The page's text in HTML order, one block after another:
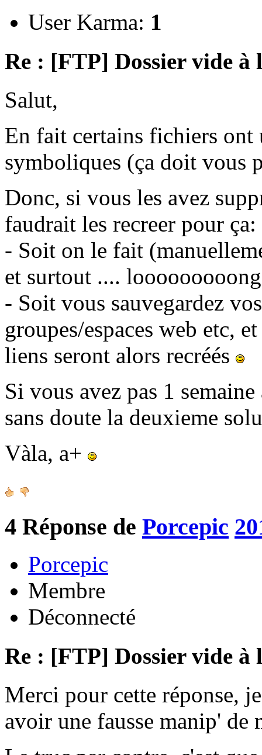
User Karma: 1
Re : [FTP] Dossier vide à
Salut,
En fait certains fichiers ont
symboliques (ça doit
Donc, si vous les avez
faudrait les recreer pour ça:
- Soit on le fait
et surtout ....
- Soit vous sauvegardez
groupes/espaces web etc,
liens seront alors recréés
Si vous avez pas 1
sans doute la deuxieme
Vàla, a+
4 Réponse de Porcepic
Porcepic
Membre
Déconnecté
Re : [FTP] Dossier vide à
Merci pour cette réponse,
avoir une fausse manip'